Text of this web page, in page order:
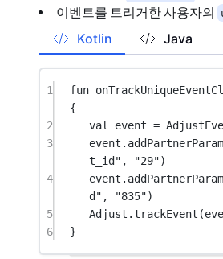
이벤트를 트리거한 사용자의
Kotlin Java
1 fun
{
2
val event =
3
event.
t_id" , "29")
4
event.
d" , "835")
5
Adjust.trackEvent
6
}